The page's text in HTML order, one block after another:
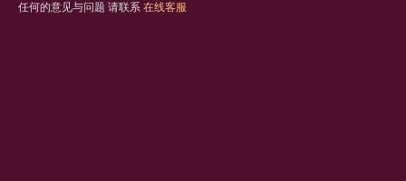
任何的意见与问题 请联系 在线客服